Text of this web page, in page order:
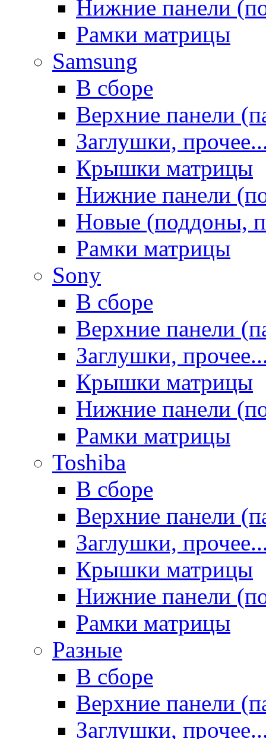
Нижние панели
Рамки матрицы
Samsung
В сборе
Верхние панели
Заглушки,
Крышки матрицы
Нижние панели
Новые (поддоны,
Рамки матрицы
Sony
В сборе
Верхние панели
Заглушки,
Крышки матрицы
Нижние панели
Рамки матрицы
Toshiba
В сборе
Верхние панели
Заглушки,
Крышки матрицы
Нижние панели
Рамки матрицы
Разные
В сборе
Верхние панели
Заглушки,